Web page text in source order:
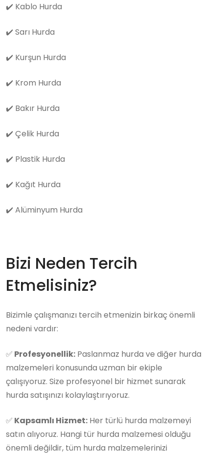
✔️ Kablo Hurda
✔️ Sarı Hurda
✔️ Kurşun Hurda
✔️ Krom Hurda
✔️ Bakır Hurda
✔️ Çelik Hurda
✔️ Plastik Hurda
✔️ Kağıt Hurda
✔️ Alüminyum Hurda
Bizi Neden Tercih
Etmelisiniz?
Bizimle çalışmanızı tercih etmenizin birkaç önemli
nedeni vardır:
✅ Profesyonellik: Paslanmaz hurda ve diğer hurda
malzemeleri konusunda uzman bir ekiple
çalışıyoruz. Size profesyonel bir hizmet sunarak
hurda satışınızı kolaylaştırıyoruz.
✅ Kapsamlı Hizmet: Her türlü hurda malzemeyi
satın alıyoruz. Hangi tür hurda malzemesi olduğu
önemli değildir, tüm hurda malzemelerinizi